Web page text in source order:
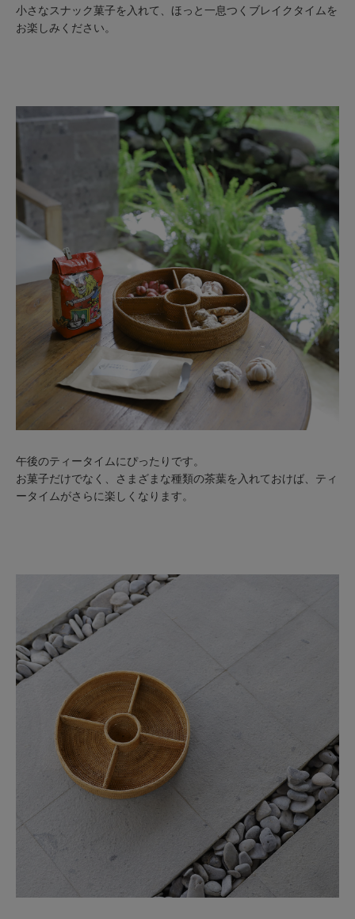
小さなスナック菓子を入れて、ほっと一息つくブレイクタイムを
お楽しみください。
午後のティータイムにぴったりです。
お菓子だけでなく、さまざまな種類の茶葉を入れておけば、ティ
ータイムがさらに楽しくなります。